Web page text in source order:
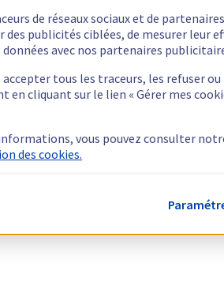
de réseaux sociaux et de
des publicités ciblées, de mesurer leur
avec nos partenaires
accepter tous les traceurs, les refuser
en cliquant sur le lien « Gérer mes
vous pouvez consulter
des cookies.